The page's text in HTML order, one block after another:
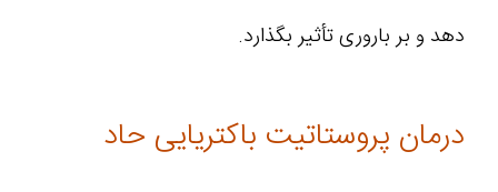
دهد و بر باروری تأثیر بگذارد.
درمان پروستاتیت باکتریایی حاد